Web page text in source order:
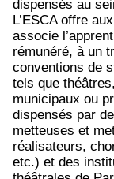
dispensés au
L’ESCA offre
associe
rémunéré, à un
conventions de
tels que
municipaux ou
dispensés par
metteuses et
réalisateurs,
etc.) et des